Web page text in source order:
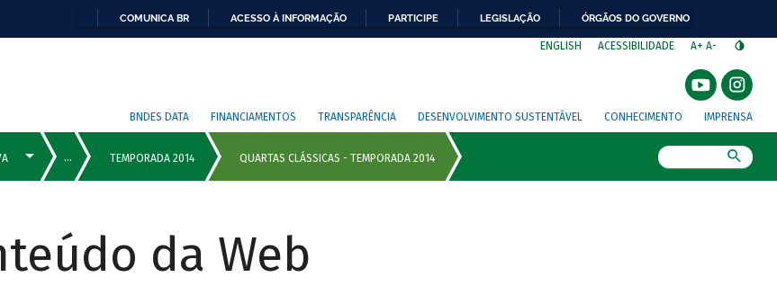
COMUNICA BR ACESSO À INFORMAÇÃO PARTICIPE LEGISLAÇÃO ÓRGÃOS DO GOVERNO
ENGLISH ACESSIBILIDADE A+ A-
BNDES DATA FINANCIAMENTOS TRANSPARÊNCIA DESENVOLVIMENTO SUSTENTÁVEL CONHECIMENTO IMPRENSA
da Web